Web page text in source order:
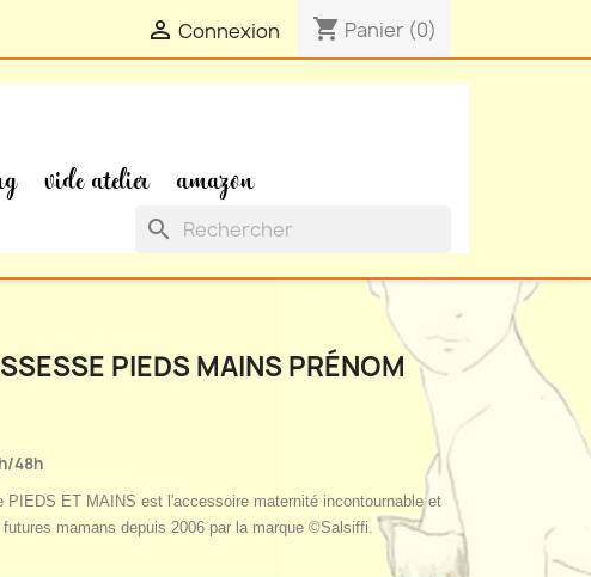
 Connexion shopping_cart Panier (0)
vide atelier amazon
search
PIEDS MAINS PRÉNOM
48h
PIEDS ET MAINS est l'accessoire maternité incontournable et
mamans depuis 2006 par la marque ©Salsiffi.